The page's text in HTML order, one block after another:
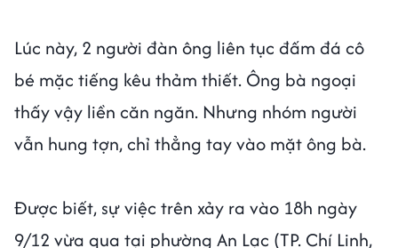
Lúc này, 2 người đàn ông liên tục đấm đá cô
bé mặc tiếng kêu thảm thiết. Ông bà ngoại
thấy vậy liền căn ngăn. Nhưng nhóm người
vẫn hung tợn, chỉ thẳng tay vào mặt ông bà.
Được biết, sự việc trên xảy ra vào 18h ngày
9/12 vừa qua tại phường An Lạc (TP. Chí Linh,